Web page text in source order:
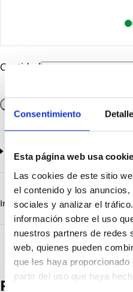
Consentimiento
Esta página web usa
Las cookies de este sitio
el contenido y los
sociales y analizar el
información sobre el uso
nuestros partners de redes
web, quienes pueden
que les haya proporcionado
partir del uso que haya
Cantidad
Documentación
CatalogoGeneral-EN.pdf
Serie_1303-1308.pdf
Información destacada Detalles
Productos